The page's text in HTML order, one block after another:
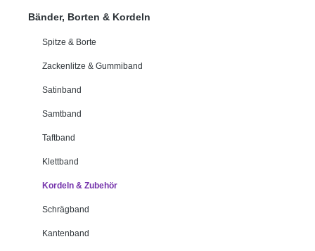
Bänder, Borten & Kordeln
Spitze & Borte
Zackenlitze & Gummiband
Satinband
Samtband
Taftband
Klettband
Kordeln & Zubehör
Schrägband
Kantenband